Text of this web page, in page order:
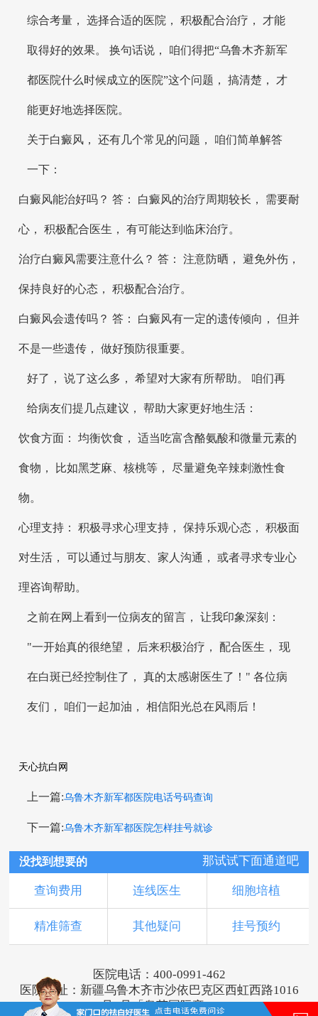
综合考量， 选择合适的医院， 积极配合治疗， 才能
取得好的效果。 换句话说， 咱们得把“乌鲁木齐新军
都医院什么时候成立的医院”这个问题， 搞清楚， 才
能更好地选择医院。
关于白癜风， 还有几个常见的问题， 咱们简单解答
一下：
白癜风能治好吗？ 答： 白癜风的治疗周期较长， 需要耐
心， 积极配合医生， 有可能达到临床治疗。
治疗白癜风需要注意什么？ 答： 注意防晒， 避免外伤，
保持良好的心态， 积极配合治疗。
白癜风会遗传吗？ 答： 白癜风有一定的遗传倾向， 但并
不是一些遗传， 做好预防很重要。
好了， 说了这么多， 希望对大家有所帮助。 咱们再
给病友们提几点建议， 帮助大家更好地生活：
饮食方面： 均衡饮食， 适当吃富含酪氨酸和微量元素的
食物， 比如黑芝麻、核桃等， 尽量避免辛辣刺激性食
物。
心理支持： 积极寻求心理支持， 保持乐观心态， 积极面
对生活， 可以通过与朋友、家人沟通， 或者寻求专业心
理咨询帮助。
之前在网上看到一位病友的留言， 让我印象深刻：
"一开始真的很绝望， 后来积极治疗， 配合医生， 现
在白斑已经控制住了， 真的太感谢医生了！" 各位病
友们， 咱们一起加油， 相信阳光总在风雨后！
天心抗白网
上一篇:乌鲁木齐新军都医院电话号码查询
下一篇:乌鲁木齐新军都医院怎样挂号就诊
没找到想要的 那试试下面通道吧
查询费用 连线医生 细胞培植
精准筛查 其他疑问 挂号预约
医院电话：400-0991-462
医院地址：新疆乌鲁木齐市沙依巴克区西虹西路1016
号1号「奥莱国际旁」